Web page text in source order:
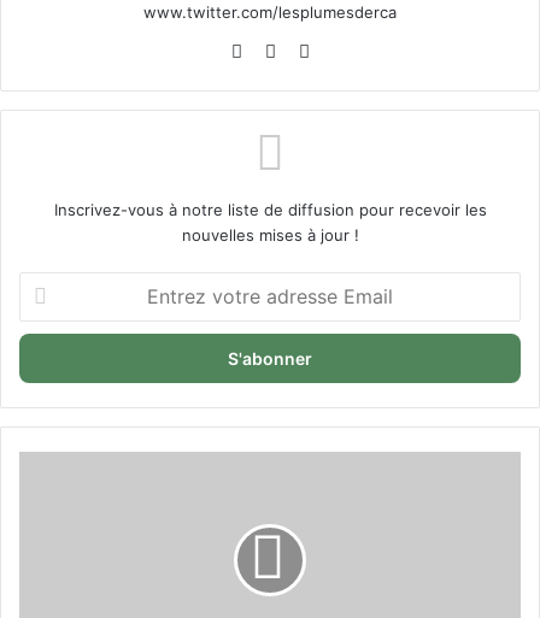
www.twitter.com/lesplumesderca
WebsiteFacebook
Inscrivez-vous à notre liste de diffusion pour recevoir les
nouvelles mises à jour !
votre
adresse